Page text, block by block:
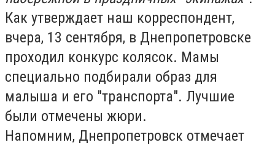
Как утверждает наш корреспондент,
вчера, 13 сентября, в Днепропетровске
проходил конкурс колясок. Мамы
специально подбирали образ для
малыша и его "транспорта". Лучшие
были отмечены жюри.
Напомним, Днепропетровск отмечает